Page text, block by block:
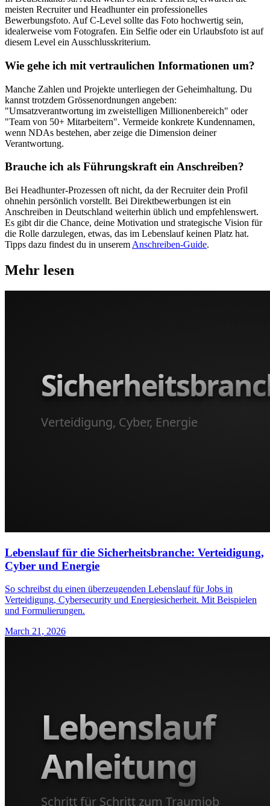
meisten Recruiter und Headhunter ein professionelles
Bewerbungsfoto. Auf C-Level sollte das Foto hochwertig sein,
idealerweise vom Fotografen. Ein Selfie oder ein Urlaubsfoto ist auf
diesem Level ein Ausschlusskriterium.
Wie gehe ich mit vertraulichen Informationen um?
Manche Zahlen und Projekte unterliegen der Geheimhaltung. Du
kannst trotzdem Grössenordnungen angeben:
"Umsatzverantwortung im zweistelligen Millionenbereich" oder
"Team von 50+ Mitarbeitern". Vermeide konkrete Kundennamen,
wenn NDAs bestehen, aber zeige die Dimension deiner
Verantwortung.
Brauche ich als Führungskraft ein Anschreiben?
Bei Headhunter-Prozessen oft nicht, da der Recruiter dein Profil
ohnehin persönlich vorstellt. Bei Direktbewerbungen ist ein
Anschreiben in Deutschland weiterhin üblich und empfehlenswert.
Es gibt dir die Chance, deine Motivation und strategische Vision für
die Rolle darzulegen, etwas, das im Lebenslauf keinen Platz hat.
Tipps dazu findest du in unserem Anschreiben-Guide.
Mehr lesen
Lebenslauf für die Sicherheitsbranche: Verteidigung,
Cyber und Energie
So schreibst du einen überzeugenden Lebenslauf für Jobs in
Verteidigung, Cybersecurity und Energiesicherheit. Mit Beispielen
und Formulierungen.
March 21, 2026